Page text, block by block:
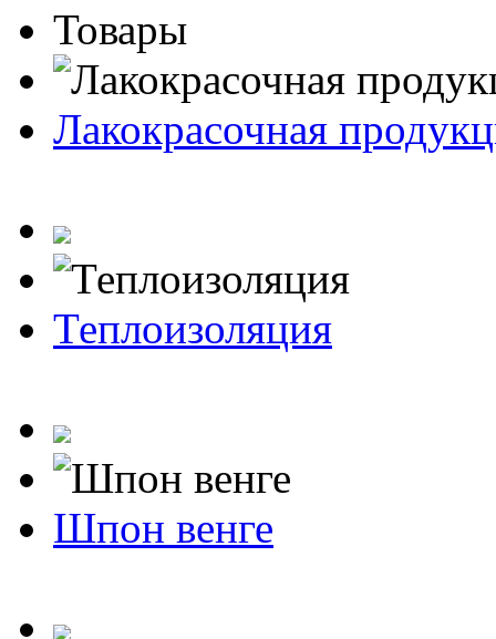
Товары
Лакокрасочная
Теплоизоляция
Шпон венге